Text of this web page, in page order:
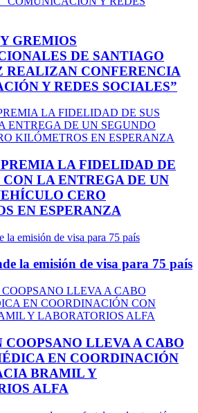
GREMIOS
DE SANTIAGO
REALIZAN CONFERENCIA
Y REDES SOCIALES”
PREMIA LA FIDELIDAD DE
CON LA ENTREGA DE UN
CERO
EN ESPERANZA
la emisión de visa para 75 país
COOPSANO LLEVA A CABO
EN COORDINACIÓN
BRAMIL Y
ALFA